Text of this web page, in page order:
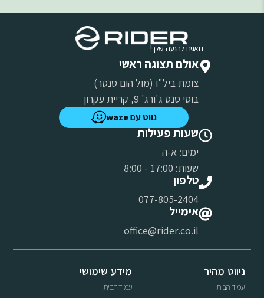
דואגים להנעה שלך!
אולם תצוגה ראשי
צומת ביל"ו (מול הום סנטר)
בוסי סנט ג'ורג' 9, קריית עקרון
נווט עם waze
שעות פעילות
ימים: א-ה
שעות: 17:00 - 8:00
טלפון
077-805-2404
אימייל
office@rider.co.il
ניווט מהיר
עמוד הבית
מידע שימושי
עמוד הבית